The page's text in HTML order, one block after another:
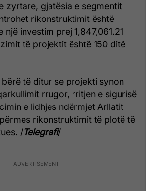
zyrtare, gjatësia e segmentit
rikonstruktimit është
një investim prej 1,847,061.21
të projektit është 150 ditë
të ditur se projekti synon
rrugor, rritjen e sigurisë
e lidhjes ndërmjet Arllatit
rikonstruktimit të plotë të
/Telegrafi/